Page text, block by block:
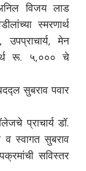
विजय लाड
स्मरणार्थ
मेन
रू. ५,००० चे
सुबराव पवार
प्राचार्य डॉ.
व स्वागत सुबराव
सविस्तर